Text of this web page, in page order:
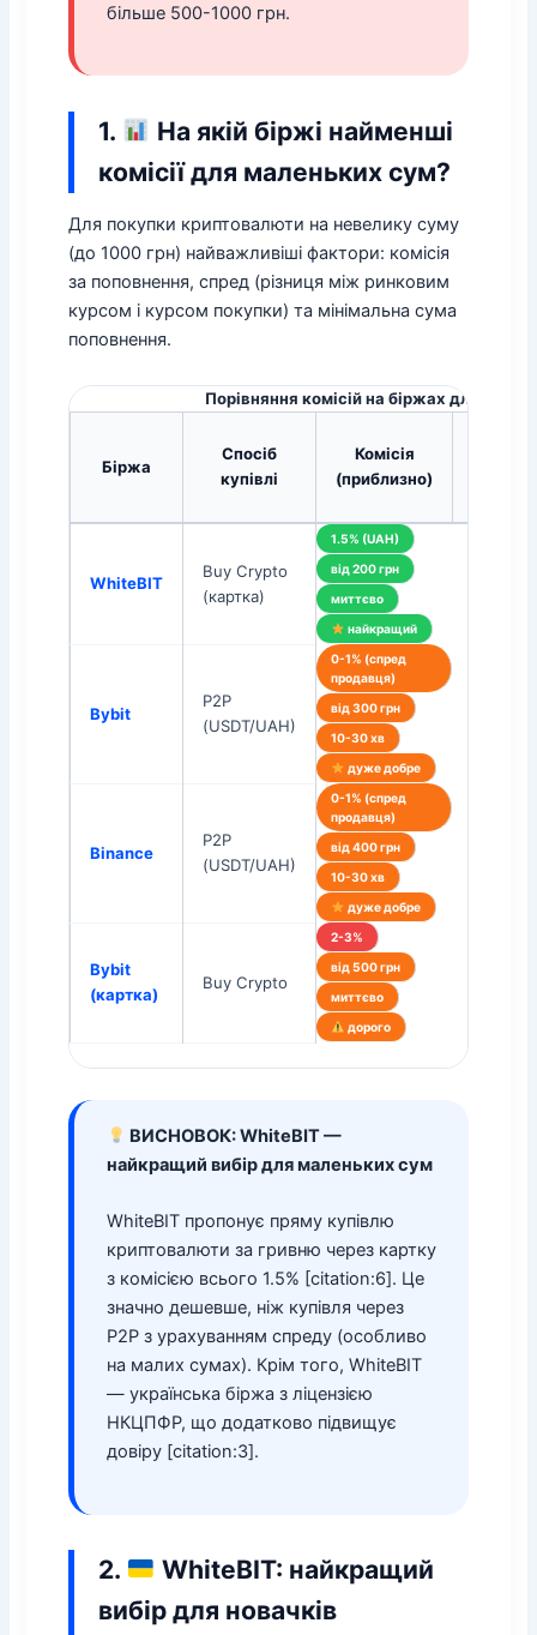
більше 500-1000 грн.
1.
На якій біржі найменші
комісії для маленьких сум?
Для покупки криптовалюти на невелику суму
(до 1000 грн) найважливіші фактори: комісія
за поповнення, спред (різниця між ринковим
курсом і курсом покупки) та мінімальна сума
поповнення.
Порівняння комісій на біржах для
Біржа
Спосіб
купівлі
Комісія
(приблизно)
WhiteBIT
Buy Crypto
(картка)
1.5% (UAH)
від 200 грн
миттєво
найкращий
Bybit
P2P
(USDT/UAH)
0-1% (спред
продавця)
від 300 грн
10-30 хв
дуже добре
Binance
P2P
(USDT/UAH)
0-1% (спред
продавця)
від 400 грн
10-30 хв
дуже добре
Bybit
(картка)
Buy Crypto
2-3%
від 500 грн
миттєво
дорого
ВИСНОВОК: WhiteBIT —
найкращий вибір для маленьких сум
WhiteBIT пропонує пряму купівлю
криптовалюти за гривню через картку
з комісією всього 1.5% [citation:6]. Це
значно дешевше, ніж купівля через
P2P з урахуванням спреду (особливо
на малих сумах). Крім того, WhiteBIT
— українська біржа з ліцензією
НКЦПФР, що додатково підвищує
довіру [citation:3].
2.
WhiteBIT: найкращий
вибір для новачків